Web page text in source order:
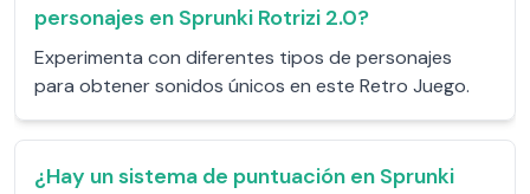
personajes en Sprunki Rotrizi 2.0?
Experimenta con diferentes tipos de personajes
para obtener sonidos únicos en este Retro Juego.
¿Hay un sistema de puntuación en Sprunki